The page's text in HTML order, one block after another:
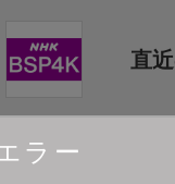
ラー
直